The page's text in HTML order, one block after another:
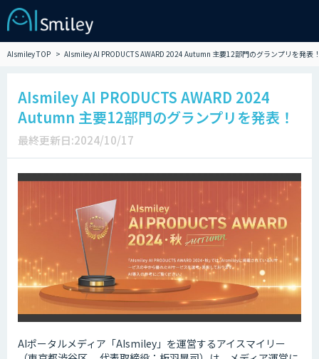
AIsmiley TOP AIsmiley AI PRODUCTS AWARD 2024 Autumn 主要12部門のグランプリを発表
AIsmiley AI PRODUCTS AWARD 2024
Autumn 主要12部門のグランプリを発表！
最終更新日:2024/10/17
AIポータルメディア「AIsmiley」を運営するアイスマイリー